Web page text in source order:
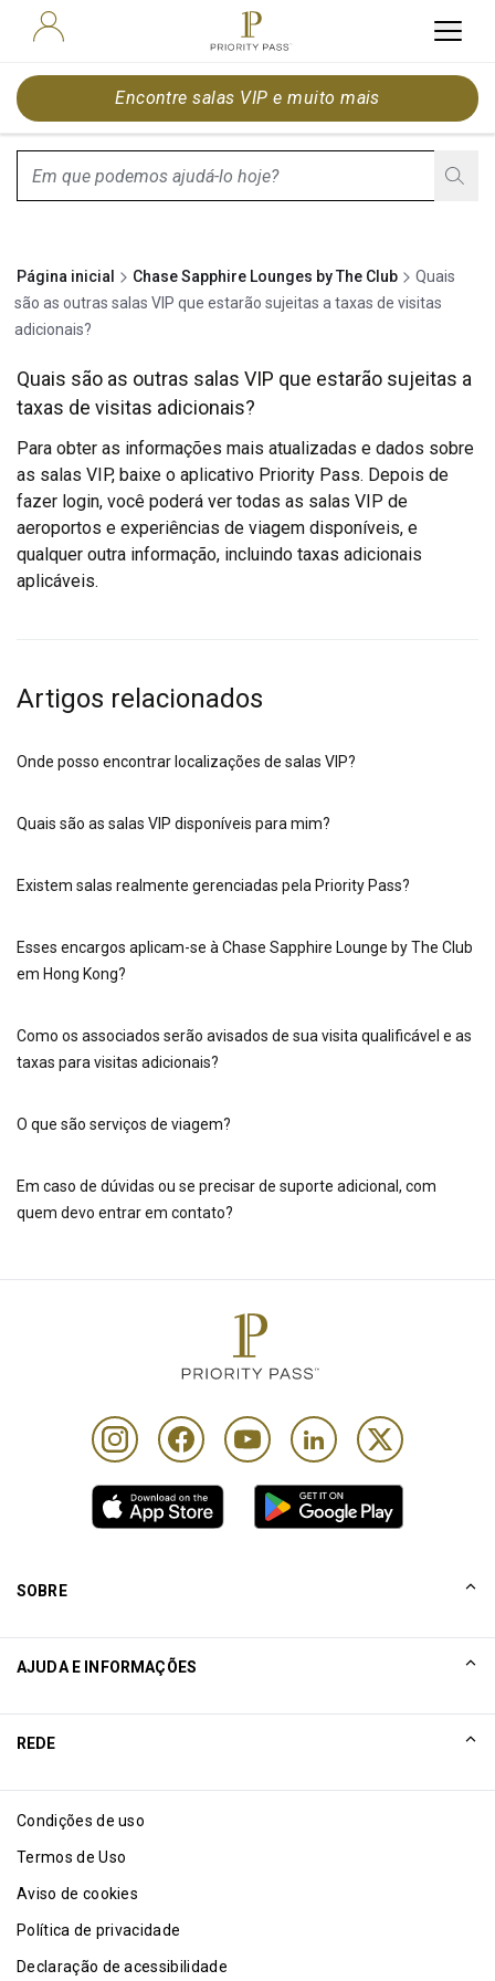
Encontre salas VIP e muito mais
Página inicial Chase Sapphire Lounges by The Club
Quais
são as outras salas VIP que estarão sujeitas a taxas de visitas
adicionais?
Quais são as outras salas VIP que estarão sujeitas a
taxas de visitas adicionais?
Para obter as informações mais atualizadas e dados sobre
as salas VIP, baixe o aplicativo Priority Pass. Depois de
fazer login, você poderá ver todas as salas VIP de
aeroportos e experiências de viagem disponíveis, e
qualquer outra informação, incluindo taxas adicionais
aplicáveis.
Artigos relacionados
Onde posso encontrar localizações de salas VIP?
Quais são as salas VIP disponíveis para mim?
Existem salas realmente gerenciadas pela Priority Pass?
Esses encargos aplicam-se à Chase Sapphire Lounge by The Club
em Hong Kong?
Como os associados serão avisados de sua visita qualificável e as
taxas para visitas adicionais?
O que são serviços de viagem?
Em caso de dúvidas ou se precisar de suporte adicional, com
quem devo entrar em contato?
SOBRE
Excellence Awards
Blog
AJUDA E INFORMAÇÕES
REDE
Condições de uso
Termos de Uso
Aviso de cookies
Política de privacidade
Declaração de acessibilidade